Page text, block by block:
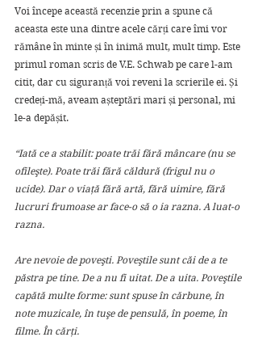
Voi începe această recenzie prin a spune că
aceasta este una dintre acele cărți care îmi vor
rămâne în minte și în inimă mult, mult timp. Este
primul roman scris de V.E. Schwab pe care l-am
citit, dar cu siguranță voi reveni la scrierile ei. Și
credeți-mă, aveam așteptări mari și personal, mi
le-a depășit.
“Iată ce a stabilit: poate trăi fără mâncare (nu se
ofileşte). Poate trăi fără căldură (frigul nu o
ucide). Dar o viaţă fără artă, fără uimire, fără
lucruri frumoase ar face-o să o ia razna. A luat-o
razna.
Are nevoie de poveşti. Poveştile sunt căi de a te
păstra pe tine. De a nu fi uitat. De a uita. Poveştile
capătă multe forme: sunt spuse în cărbune, în
note muzicale, în tuşe de pensulă, în poeme, în
filme. În cărţi.